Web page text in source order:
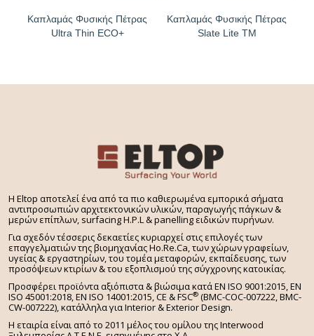
Καπλαμάς Φυσικής Πέτρας
Ultra Thin ECO+
Καπλαμάς Φυσικής Πέτρας
Slate Lite TM
H Eltop αποτελεί ένα από τα πιο καθιερωμένα εμπορικά σήματα
αντιπροσωπιών αρχιτεκτονικών υλικών, παραγωγής πάγκων &
μερών επίπλων, surfacing H.P.L & panelling ειδικών πυρήνων.
Για σχεδόν τέσσερις δεκαετίες κυριαρχεί στις επιλογές των
επαγγελματιών της βιομηχανίας Ho.Re.Ca, των χώρων γραφείων,
υγείας & εργαστηρίων, του τομέα μεταφορών, εκπαίδευσης, των
προσόψεων κτιρίων & του εξοπλισμού της σύγχρονης κατοικίας.
Προσφέρει προϊόντα αξιόπιστα & βιώσιμα κατά EN ISO 9001:2015, EN
ISO 45001:2018, EN ISO 14001:2015,CE & FSC® (BMC-COC-007222, BMC-
CW-007222), κατάλληλα για Interior & Exterior Design.
Η εταιρία είναι από το 2011 μέλος του ομίλου της Interwood